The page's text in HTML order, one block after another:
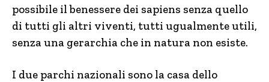
possibile il benessere dei sapiens senza quello
di tutti gli altri viventi, tutti ugualmente utili,
senza una gerarchia che in natura non esiste.
I due parchi nazionali sono la casa dello